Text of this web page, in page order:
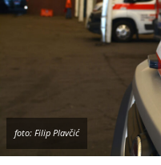
foto: Filip Plavčić